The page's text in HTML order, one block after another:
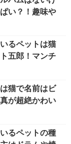
い？！趣味や
るペットは猫
五郎！マンチ
猫で名前はビ
が超絶かわい
るペットの種